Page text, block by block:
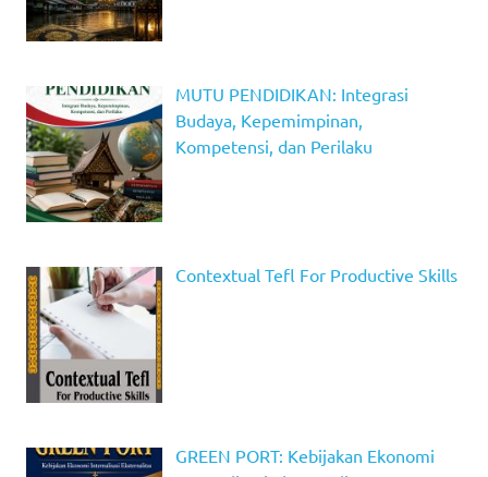
MUTU PENDIDIKAN: Integrasi
Budaya, Kepemimpinan,
Kompetensi, dan Perilaku
Contextual Tefl For Productive Skills
GREEN PORT: Kebijakan Ekonomi